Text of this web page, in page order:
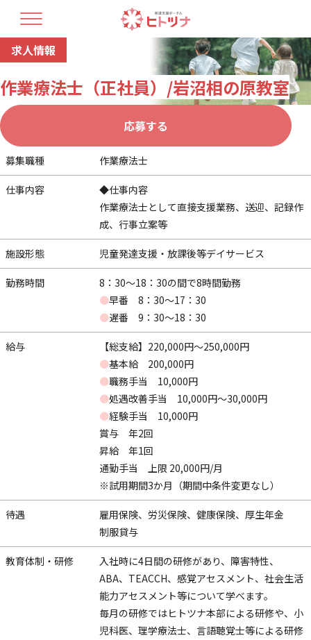
TOP
ヒトツナについて
支援プラン
療育人材育成
開業コラム
お問い合せ・資料請求
求人情報
作業療法士（正社員）/岩沼相の原教室
応募する
募集職種 作業療法士
仕事内容
◆仕事内容
作業療法士として直接支援業務、送迎、記録作
成、行事立案等
施設形態 児童発達支援・放課後等デイサービス
勤務時間
8：30～18：30の間で8時間勤務
●早番 8：30～17：30
●遅番 9：30～18：30
給与
【総支給】220,000円〜250,000円
●基本給 200,000円
●職務手当 10,000円
●処遇改善手当 10,000円～30,000円
●経験手当 10,000円
賞与 年2回
昇給 年1回
通勤手当 上限 20,000円/月
※試用期間3か月（期間中条件変更なし）
待遇
雇用保険、労災保険、健康保険、厚生年金
制服貸与
教育体制・研修
入社時に4日間の研修があり、障害特性、
ABA、TEACCH、感覚アセスメント、社会生活
能力アセスメント等について学べます。
毎月の研修ではヒトツナ本部による研修や、小
児科医、理学療法士、言語聴覚士等による研修